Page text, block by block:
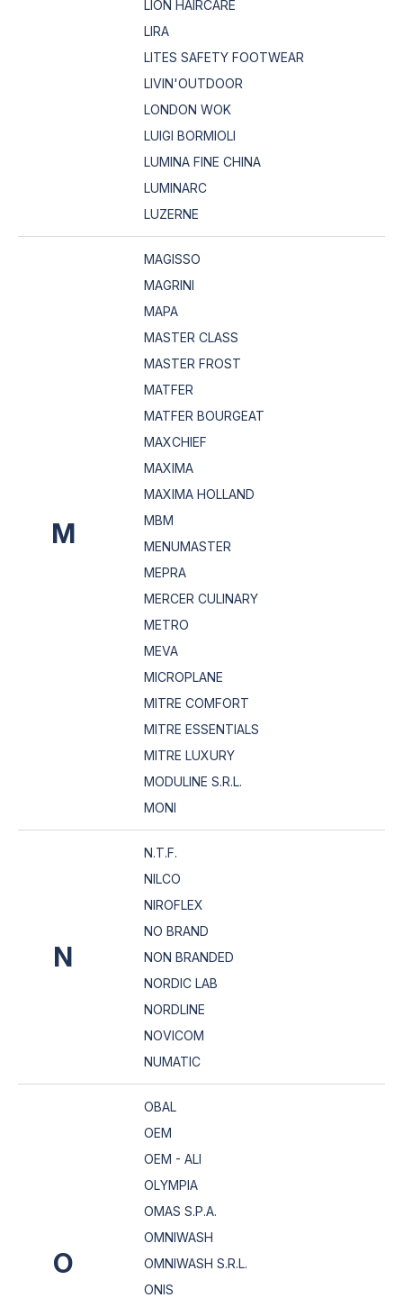
LION HAIRCARE
LIRA
LITES SAFETY FOOTWEAR
LIVIN'OUTDOOR
LONDON WOK
LUIGI BORMIOLI
LUMINA FINE CHINA
LUMINARC
LUZERNE
M
MAGISSO
MAGRINI
MAPA
MASTER CLASS
MASTER FROST
MATFER
MATFER BOURGEAT
MAXCHIEF
MAXIMA
MAXIMA HOLLAND
MBM
MENUMASTER
MEPRA
MERCER CULINARY
METRO
MEVA
MICROPLANE
MITRE COMFORT
MITRE ESSENTIALS
MITRE LUXURY
MODULINE S.R.L.
MONI
N
N.T.F.
NILCO
NIROFLEX
NO BRAND
NON BRANDED
NORDIC LAB
NORDLINE
NOVICOM
NUMATIC
O
OBAL
OEM
OEM - ALI
OLYMPIA
OMAS S.P.A.
OMNIWASH
OMNIWASH S.R.L.
ONIS